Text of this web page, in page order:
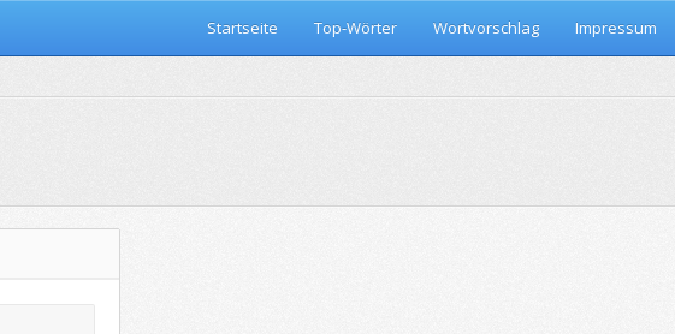
Startseite Top-Wörter Wortvorschlag Impressum